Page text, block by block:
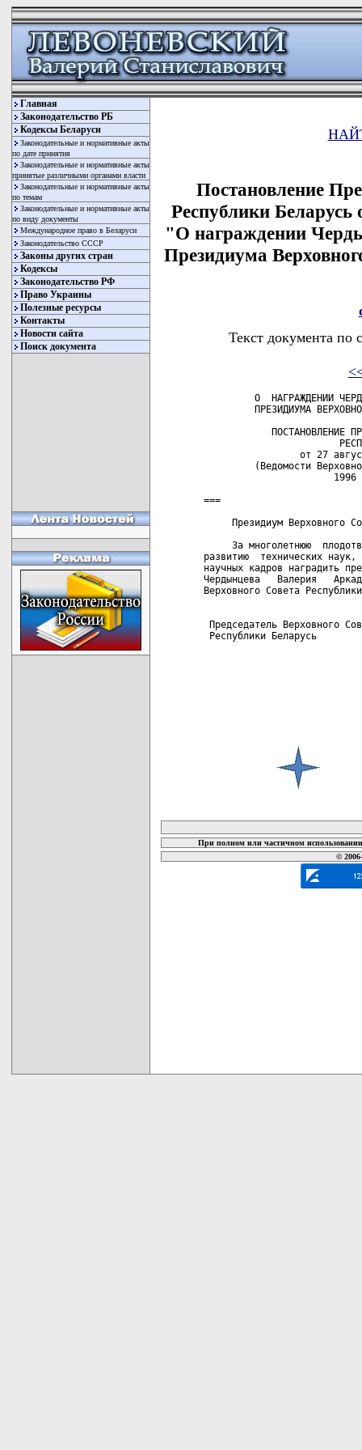
Главная
Законодательство РБ
Кодексы Беларуси
Законодательные и нормативные акты
по дате принятия
Законодательные и нормативные акты
принятые различными органами власти
Законодательные и нормативные акты
по темам
Законодательные и нормативные акты
по виду документы
Международное право в Беларуси
Законодательство СССР
Законы других стран
Кодексы
Законодательство РФ
Право Украины
Полезные ресурсы
Контакты
Новости сайта
Поиск документа
Постановление
Республики
"О награждении
Президиума
Текст документа по
О  НАГРАЖДЕНИИ
ПРЕЗИДИУМА
ПОСТАНОВЛЕНИЕ
от 27
(Ведомости
1996
===
Президиум Верховного
За многолетнюю
развитию  технических
научных кадров наградить
Чердынцева   Валерия
Верховного Совета
Председатель Верховного
Республики Беларусь
При полном или частичном
©